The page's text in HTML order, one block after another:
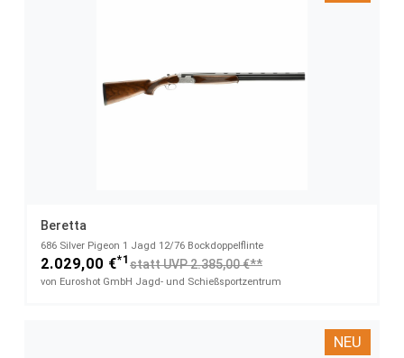
Beretta
686 Silver Pigeon 1 Jagd​ 12/76 Bockdoppelflinte
2.029,00 €*1 statt UVP 2.385,00 €**
von Euroshot GmbH Jagd- und Schießsportzentrum
NEU